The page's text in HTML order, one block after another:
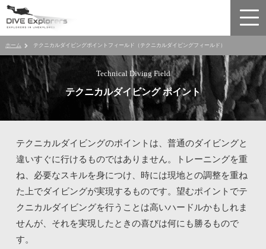
ホーム テクニカルダイビングポイントフィールド（テクニカルダイビングフィールド）
Technical Diving Field
テクニカルダイビング ポイント
テクニカルダイビングのポイントは、普通のダイビングと
違いすぐに行けるものではありません。トレーニングを重
ね、必要なスキルを身につけ、時には現地との調整を重ね
た上でダイビングが実現するものです。望むポイントでテ
クニカルダイビングを行うことは高いハードルかもしれま
せんが、それを実現したときの喜びは何にも勝るもので
す。